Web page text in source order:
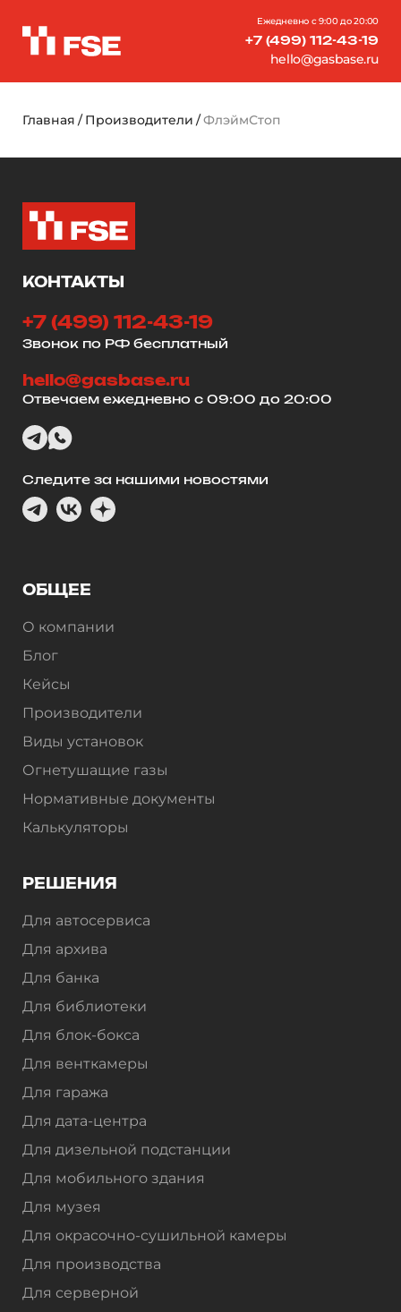
Ежедневно с 9:00 до 20:00
+7 (499) 112-43-19
hello@gasbase.ru
Главная Производители ФлэймСтоп
ОБЩЕЕ
О компании
Блог
Кейсы
Производители
Виды установок
Огнетушащие газы
Нормативные документы
Калькуляторы
РЕШЕНИЯ
Для автосервиса
Для архива
Для банка
Для библиотеки
Для блок-бокса
Для венткамеры
Для гаража
Для дата-центра
Для дизельной подстанции
Для мобильного здания
Для музея
Для окрасочно-сушильной камеры
Для производства
Для серверной
КОНТАКТЫ
+7 (499) 112-43-19
Звонок по РФ бесплатный
hello@gasbase.ru
Отвечаем ежедневно с 09:00 до 20:00
Следите за нашими новостями